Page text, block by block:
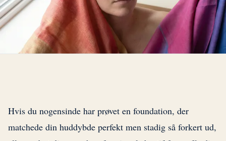
Hvis du nogensinde har prøvet en foundation, der
matchede din huddybde perfekt men stadig så forkert ud,